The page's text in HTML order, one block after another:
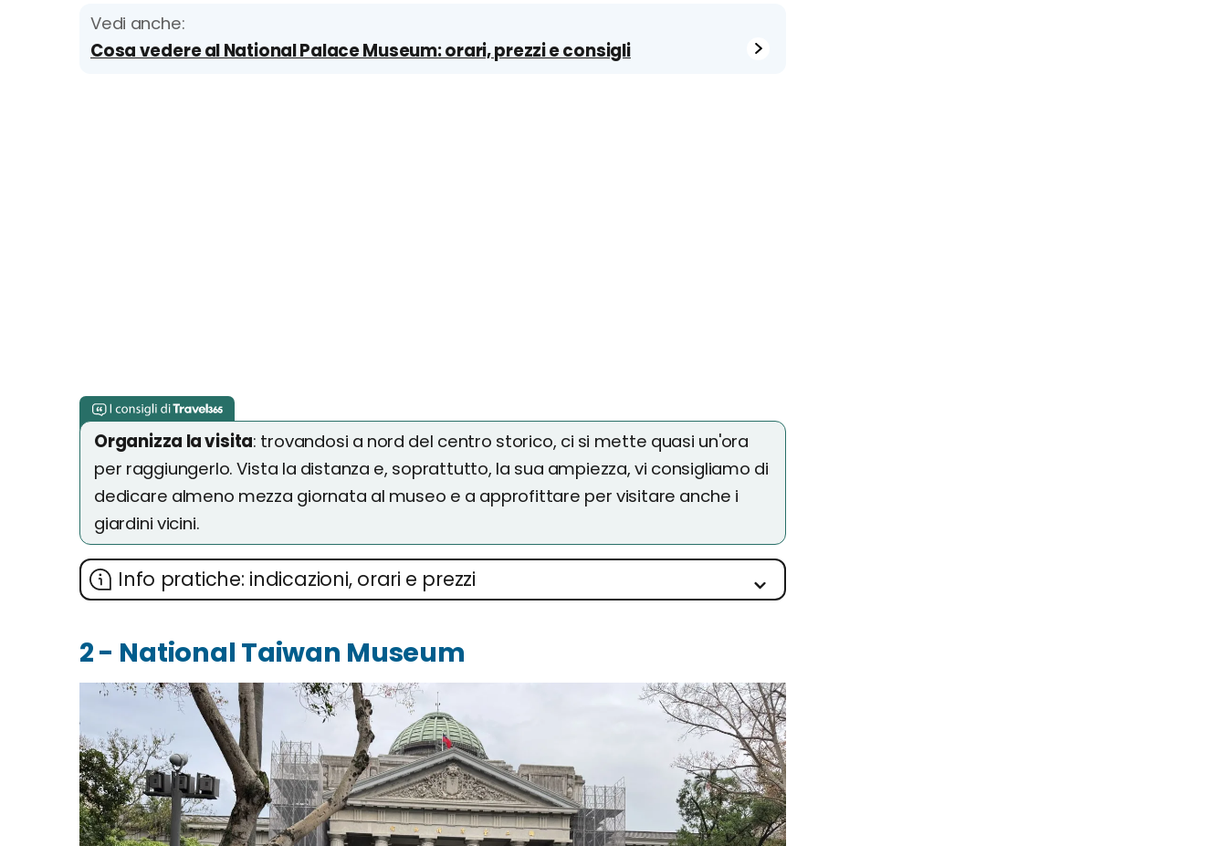
Vedi anche:
Cosa vedere al National Palace Museum: orari, prezzi e consigli
Organizza la visita: trovandosi a nord del centro storico, ci si mette quasi un'ora
per raggiungerlo. Vista la distanza e, soprattutto, la sua ampiezza, vi consigliamo di
dedicare almeno mezza giornata al museo e a approfittare per visitare anche i
giardini vicini.
Info pratiche: indicazioni, orari e prezzi
2 - National Taiwan Museum